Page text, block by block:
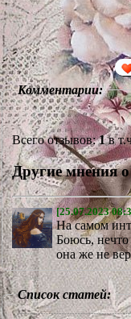
Комментарии:
Всего отзывов:1 в
Другие мнения
[25.07.2023
На самом
Боюсь, нечто
она же не
Список статей: